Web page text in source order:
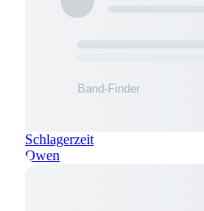
Schlagerzeit
Owen